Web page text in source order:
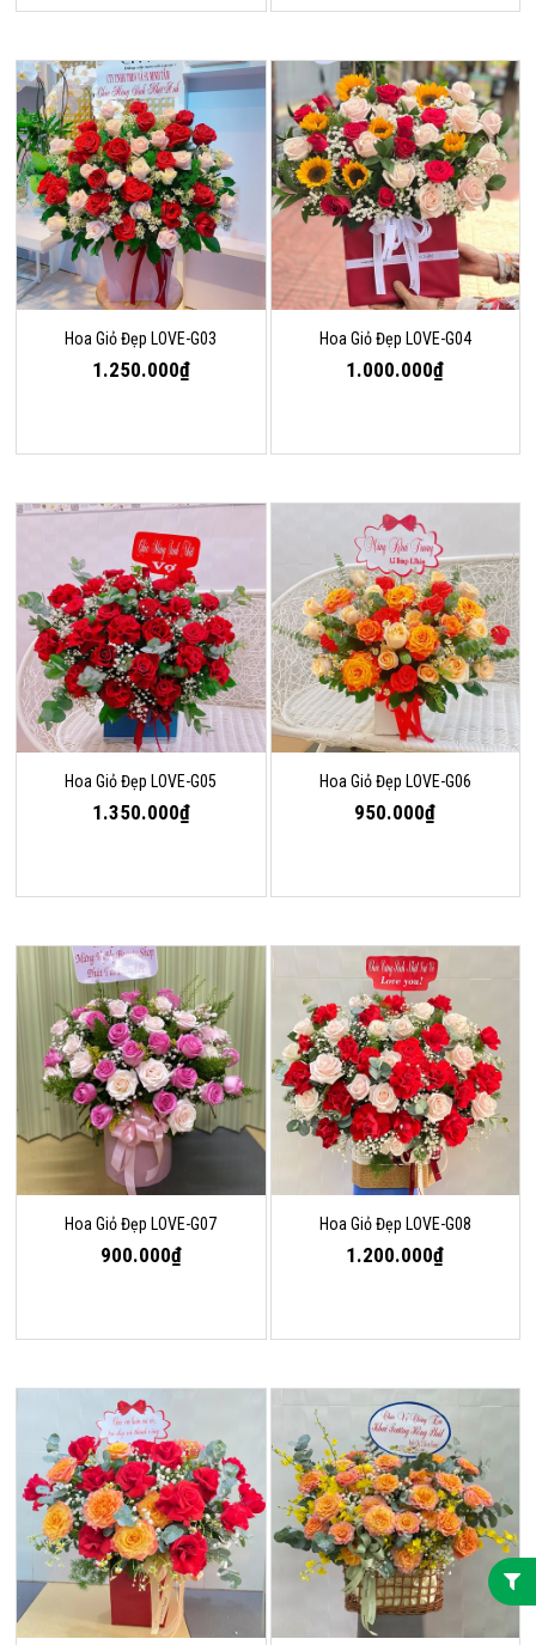
Hoa Giỏ Đẹp LOVE-G03
1.250.000₫
Hoa Giỏ Đẹp LOVE-G04
1.000.000₫
Hoa Giỏ Đẹp LOVE-G05
1.350.000₫
Hoa Giỏ Đẹp LOVE-G06
950.000₫
Hoa Giỏ Đẹp LOVE-G07
900.000₫
Hoa Giỏ Đẹp LOVE-G08
1.200.000₫